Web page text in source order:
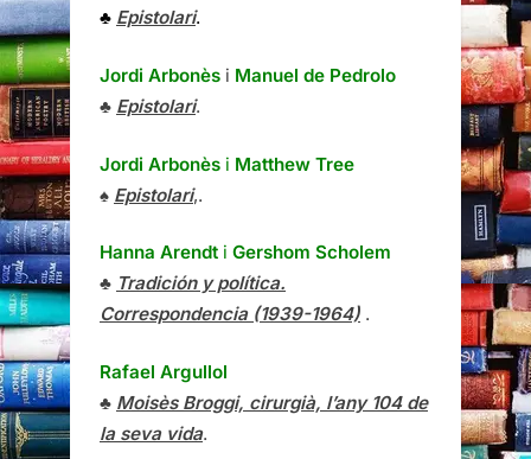
♣ Epistolari.
Jordi Arbonès i Manuel de Pedrolo
♣ Epistolari.
Jordi Arbonès i Matthew Tree
♠ Epistolari,.
Hanna Arendt i Gershom Scholem
♣ Tradición y política.
Correspondencia (1939-1964) .
Rafael Argullol
♣ Moisès Broggi, cirurgià, l’any 104 de
la seva vida.